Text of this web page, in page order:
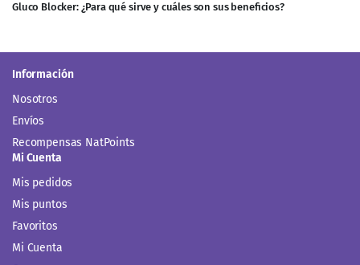
Gluco Blocker: ¿Para qué sirve y cuáles son sus beneficios?
Información
Nosotros
Envíos
Recompensas NatPoints
Mi Cuenta
Mis pedidos
Mis puntos
Favoritos
Mi Cuenta